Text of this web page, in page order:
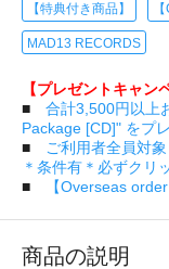
【特典付き商品】
MAD13 RECORDS
【プレゼントキャン
■ 合計3,500円以上
Package [CD]" をプ
■
ご利用者全員対
＊条件有＊必ずクリ
■
【Overseas order
商品の説明